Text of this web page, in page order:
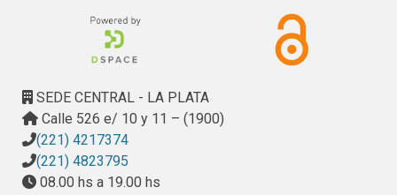
SEDE CENTRAL - LA PLATA
Calle 526 e/ 10 y 11 – (1900)
(221) 4217374
(221) 4823795
08.00 hs a 19.00 hs